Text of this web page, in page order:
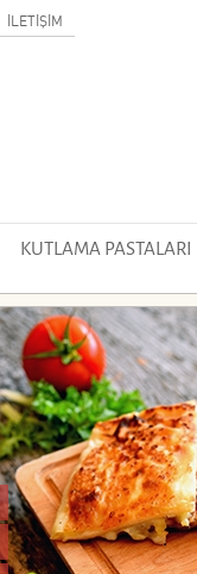
İLETİŞİM
KUTLAMA PASTALARI